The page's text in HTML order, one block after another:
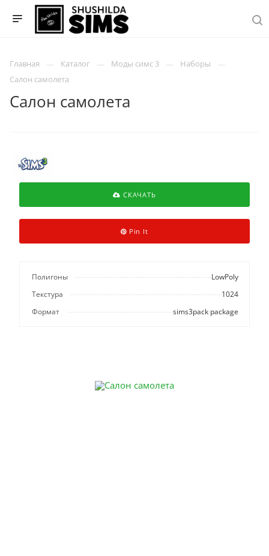
Главная Каталог Моды симс 3
Наборы
Салон самолета
Салон самолета
СКАЧАТЬ
Pin It
Полигоны
LowPoly
Текстура
1024
Формат
sims3pack package